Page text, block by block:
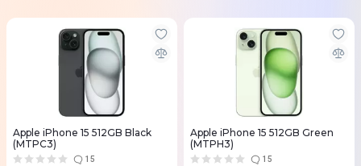
Apple iPhone 15 512GB Black
(MTPC3)
15
Apple iPhone 15 512GB Green
(MTPH3)
15